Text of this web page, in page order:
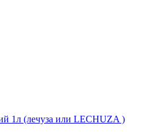
1л (лечуза или LECHUZA )